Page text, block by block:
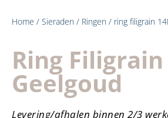
Home / Sieraden / Ringen / ring filigrain
Ring Filigrain
Geelgoud
Levering/afhalen binnen 2/3